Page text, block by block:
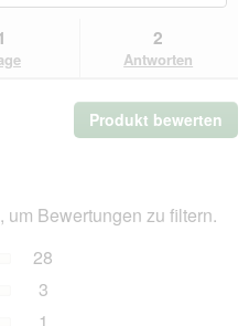
den
2
Antworten
Produkt bewerten
Mit
Bewertungen zu filtern.
28
3
1